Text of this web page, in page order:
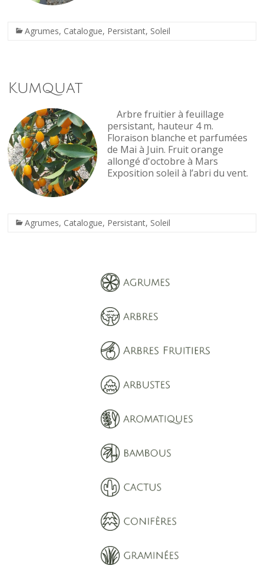
Agrumes, Catalogue, Persistant, Soleil
Kumquat
Arbre fruitier à feuillage
persistant, hauteur 4 m.
Floraison blanche et parfumées
de Mai à Juin. Fruit orange
allongé d'octobre à Mars
Exposition soleil à l’abri du vent.
Agrumes, Catalogue, Persistant, Soleil